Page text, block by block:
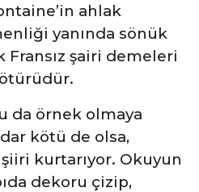
ahlak
yanında sönük
Fransız şairi demeleri
da örnek olmaya
kötü de olsa,
şiiri kurtarıyor. Okuyun
dekoru çizip,